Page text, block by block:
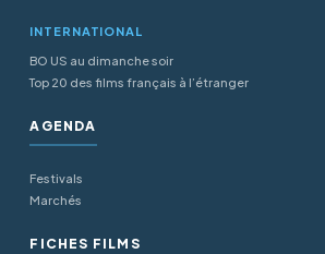
INTERNATIONAL
BO US au dimanche soir
Top 20 des films français à l’étranger
AGENDA
Festivals
Marchés
FICHES FILMS